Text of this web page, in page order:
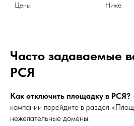
Цены Ниже
Часто задаваемые
РСЯ
Как отключить площадку в РСЯ?
кампании перейдите в раздел
нежелательные домены.